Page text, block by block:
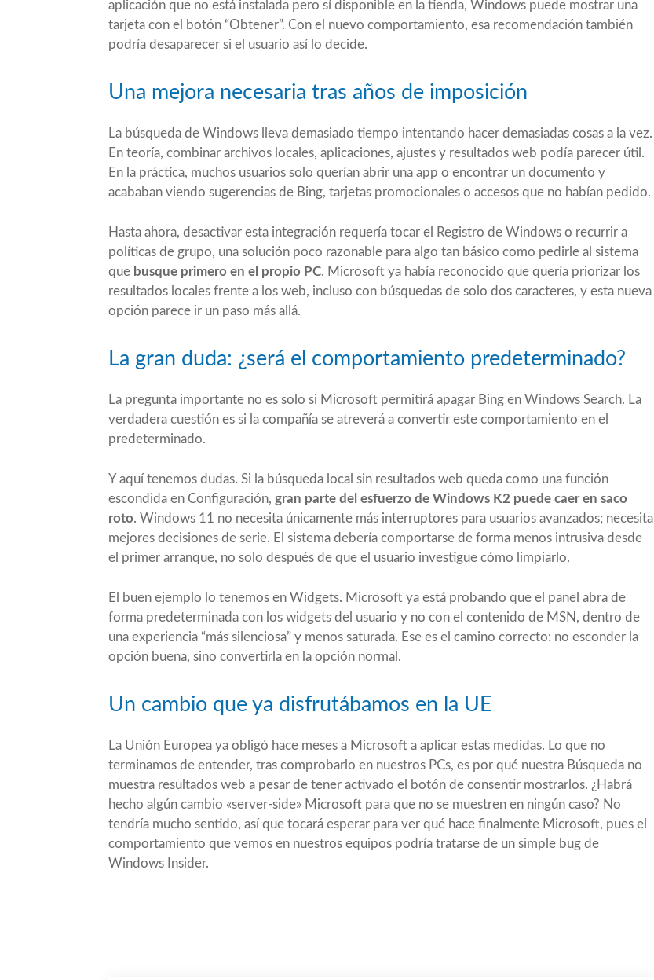
aplicación que no está instalada pero sí disponible en la tienda, Windows puede mostrar una
tarjeta con el botón “Obtener”. Con el nuevo comportamiento, esa recomendación también
podría desaparecer si el usuario así lo decide.
Una mejora necesaria tras años de imposición
La búsqueda de Windows lleva demasiado tiempo intentando hacer demasiadas cosas a la vez.
En teoría, combinar archivos locales, aplicaciones, ajustes y resultados web podía parecer útil.
En la práctica, muchos usuarios solo querían abrir una app o encontrar un documento y
acababan viendo sugerencias de Bing, tarjetas promocionales o accesos que no habían pedido.
Hasta ahora, desactivar esta integración requería tocar el Registro de Windows o recurrir a
políticas de grupo, una solución poco razonable para algo tan básico como pedirle al sistema
que busque primero en el propio PC. Microsoft ya había reconocido que quería priorizar los
resultados locales frente a los web, incluso con búsquedas de solo dos caracteres, y esta nueva
opción parece ir un paso más allá.
La gran duda: ¿será el comportamiento predeterminado?
La pregunta importante no es solo si Microsoft permitirá apagar Bing en Windows Search. La
verdadera cuestión es si la compañía se atreverá a convertir este comportamiento en el
predeterminado.
Y aquí tenemos dudas. Si la búsqueda local sin resultados web queda como una función
escondida en Configuración, gran parte del esfuerzo de Windows K2 puede caer en saco
roto. Windows 11 no necesita únicamente más interruptores para usuarios avanzados; necesita
mejores decisiones de serie. El sistema debería comportarse de forma menos intrusiva desde
el primer arranque, no solo después de que el usuario investigue cómo limpiarlo.
El buen ejemplo lo tenemos en Widgets. Microsoft ya está probando que el panel abra de
forma predeterminada con los widgets del usuario y no con el contenido de MSN, dentro de
una experiencia “más silenciosa” y menos saturada. Ese es el camino correcto: no esconder la
opción buena, sino convertirla en la opción normal.
Un cambio que ya disfrutábamos en la UE
La Unión Europea ya obligó hace meses a Microsoft a aplicar estas medidas. Lo que no
terminamos de entender, tras comprobarlo en nuestros PCs, es por qué nuestra Búsqueda no
muestra resultados web a pesar de tener activado el botón de consentir mostrarlos. ¿Habrá
hecho algún cambio «server-side» Microsoft para que no se muestren en ningún caso? No
tendría mucho sentido, así que tocará esperar para ver qué hace finalmente Microsoft, pues el
comportamiento que vemos en nuestros equipos podría tratarse de un simple bug de
Windows Insider.